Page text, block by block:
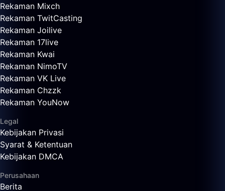
Rekaman Mixch
Rekaman TwitCasting
Rekaman Joilive
Rekaman 17live
Rekaman Kwai
Rekaman NimoTV
Rekaman VK Live
Rekaman Chzzk
Rekaman YouNow
Legal
Kebijakan Privasi
Syarat & Ketentuan
Kebijakan DMCA
Perusahaan
Berita